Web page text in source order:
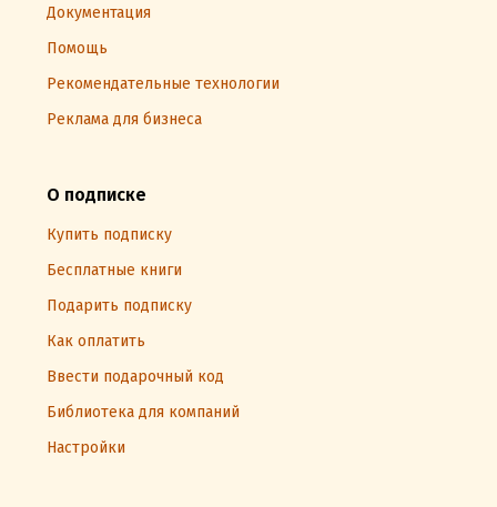
Документация
Помощь
Рекомендательные технологии
Реклама для бизнеса
О подписке
Купить подписку
Бесплатные книги
Подарить подписку
Как оплатить
Ввести подарочный код
Библиотека для компаний
Настройки